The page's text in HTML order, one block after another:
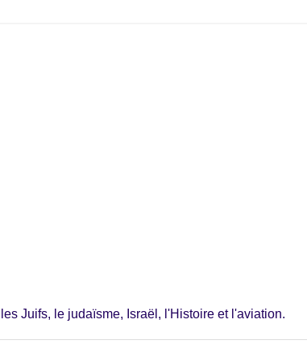
Juifs, le judaïsme, Israël, l'Histoire et l'aviation.